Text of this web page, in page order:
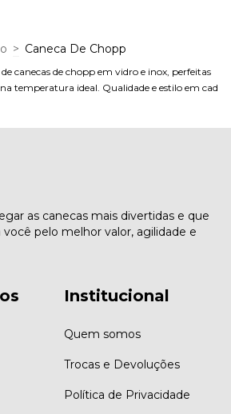
> Caneca De Chopp
de canecas de chopp em vidro e inox, perfeitas
temperatura ideal. Qualidade e estilo em cad
as canecas mais divertidas e que
pelo melhor valor, agilidade e
Institucional
Quem somos
Trocas e Devoluções
Política de Privacidade